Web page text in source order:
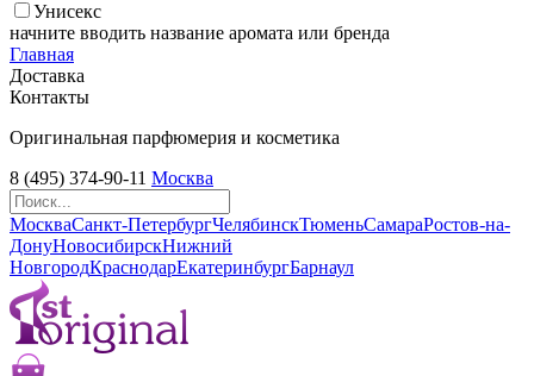
Унисекс
начните вводить название аромата или бренда
Главная
Доставка
Контакты
Оригинальная парфюмерия и косметика
8 (495) 374-90-11 Москва
МоскваСанкт-ПетербургЧелябинскТюменьСамараРостов-на-
ДонуНовосибирскНижний
НовгородКраснодарЕкатеринбургБарнаул